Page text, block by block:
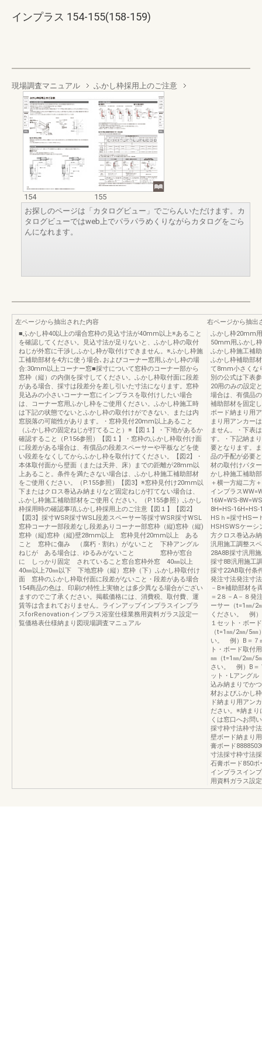
インプラス 154-155(158-159)
現場調査マニュアル ふかし枠採用上のご注意
154
155
お探しのページは「カタログビュー」でごらんいただけます。カ
タログビューではweb上でパラパラめくりながらカタログをごら
んになれます。
左ページから抽出された内容
■ふかし枠40以上の場合窓枠の見込寸法が40mm以上※あること
を確認してください。見込寸法が足りないと、ふかし枠の取付
ねじが外窓に干渉しふかし枠が取付けできません。※ふかし枠施
工補助部材を4方に使う場合､およびコーナー窓用ふかし枠の場
合:30mm以上コーナー窓■採寸について窓枠のコーナー部から
窓枠（縦）の内側を採寸してください。ふかし枠取付面に段差
がある場合、採寸は段差分を差し引いた寸法になります。窓枠
見込みの小さいコーナー窓にインプラスを取付けしたい場合
は、コーナー窓用ふかし枠をご使用ください。ふかし枠施工時
は下記の状態でないとふかし枠の取付けができない、または内
窓脱落の可能性があります。・窓枠見付20mm以上あること
（ふかし枠の固定ねじが打てること）※【図１】・下地があるか
確認すること（P.156参照）【図１】・窓枠のふかし枠取付け面
に段差がある場合は、有償品の段差スペーサーや平板などを使
い段差をなくしてからふかし枠を取付けてください。【図2】・
本体取付面から壁面（または天井、床）までの距離が28mm以
上あること。条件を満たさない場合は、ふかし枠施工補助部材
をご使用ください。（P.155参照）【図3】※窓枠見付け20mm以
下またはクロス巻込み納まりなど固定ねじが打てない場合は、
ふかし枠施工補助部材をご使用ください。（P.155参照）ふかし
枠採用時の確認事項ふかし枠採用上のご注意【図１】【図2】
【図3】採寸WSR採寸WSL段差スペーサー等採寸WSR採寸WSL
窓枠コーナー部段差なし段差ありコーナー部窓枠（縦)窓枠（縦)
窓枠（縦)窓枠（縦)壁28mm以上 窓枠見付20mm以上 ある
こと 窓枠に傷み （腐朽・割れ）がないこと 下枠アングル
ねじが ある場合は、ゆるみがないこと 窓枠が窓台
に しっかり固定 されていること窓台窓枠外窓 40㎜以上
40㎜以上70㎜以下 下地窓枠（縦）窓枠（下）ふかし枠取付け
面 窓枠のふかし枠取付面に段差がないこと・段差がある場合
154商品の色は、印刷の特性上実物とは多少異なる場合がござい
ますのでご了承ください。掲載価格には、消費税、取付費、運
賃等は含まれておりません。ラインアップインプラスインプラ
スforRenovationインプラス浴室仕様業務用資料ガラス設定一
覧価格表仕様納まり図現場調査マニュアル
右ページから抽出
ふかし枠20mm
50mm用ふかし
ふかし枠施工補
ふかし枠補助部
て8mm小さくな
別の公式は下表
20用のみの設定
場合は、有償品
補助部材を固定
ボード納まり用
まり用アンカー
ません。・下表
す。・下記納ま
要となります。
品の手配が必要
材の取付けパタ
かし枠施工補助
＋横一方縦二方
インプラス
16W=WS-
8H=HS-
HSｈ=採寸HSー
HSHSWSケーシ
方クロス巻込み
汎用施工調整ス
28A8B採寸汎用
採寸8B汎用施工
採寸22AB取付条
発注寸法発注寸
－B※補助部材を
＝2８－A－８発
ーサー（t=1㎜/2
ください。 例
１セット・ボー
（t=1㎜/2㎜/5㎜
い。 例）B＝
ト・ボード取付
㎜（t=1㎜/2㎜/5
さい。 例）B
ット・Lアング
込み納まりでか
材およびふかし
ド納まり用アン
ださい。※納まり
くは窓口へお問
採寸枠寸法枠寸
壁ボード納まり
膏ボード
寸法採寸枠寸法
石膏ボード850ボ
インプラスイン
用資料ガラス設